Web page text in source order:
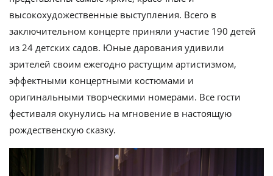
высокохудожественные выступления. Всего в
заключительном концерте приняли участие 190 детей
из 24 детских садов. Юные дарования удивили
зрителей своим ежегодно растущим артистизмом,
эффектными концертными костюмами и
оригинальными творческими номерами. Все гости
фестиваля окунулись на мгновение в настоящую
рождественскую сказку.